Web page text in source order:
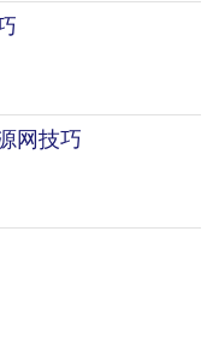
产品，提供什么服
关注的是保*。那么
们应该是健康相关的
工作者，所以我的
内容都是微商关心
越准，这样转化率就
的是因为你有价
的产品能帮助她，
网技巧